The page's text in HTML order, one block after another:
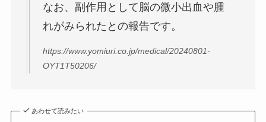
なお、副作用として脳の微小出血や腫
れがみられたとの報告です。
https://www.yomiuri.co.jp/medical/20240801-
OYT1T50206/
あわせて読みたい